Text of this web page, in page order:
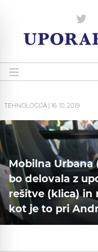
TEHNOLOGIJA 16. 10. 2019
Mobilna Urbana
bo delovala z
rešitve (klica) in
kot je to pri